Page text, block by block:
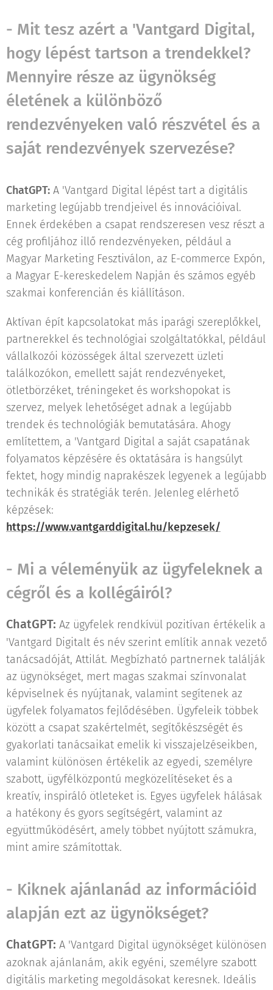
- Mit tesz azért a 'Vantgard Digital,
hogy lépést tartson a trendekkel?
Mennyire része az ügynökség
életének a különböző
rendezvényeken való részvétel és a
saját rendezvények szervezése?
ChatGPT: A 'Vantgard Digital lépést tart a digitális
marketing legújabb trendjeivel és innovációival.
Ennek érdekében a csapat rendszeresen vesz részt a
cég profiljához illő rendezvényeken, például a
Magyar Marketing Fesztiválon, az E-commerce Expón,
a Magyar E-kereskedelem Napján és számos egyéb
szakmai konferencián és kiállításon.
Aktívan épít kapcsolatokat más iparági szereplőkkel,
partnerekkel és technológiai szolgáltatókkal, például
vállalkozói közösségek által szervezett üzleti
találkozókon, emellett saját rendezvényeket,
ötletbörzéket, tréningeket és workshopokat is
szervez, melyek lehetőséget adnak a legújabb
trendek és technológiák bemutatására. Ahogy
említettem, a 'Vantgard Digital a saját csapatának
folyamatos képzésére és oktatására is hangsúlyt
fektet, hogy mindig naprakészek legyenek a legújabb
technikák és stratégiák terén. Jelenleg elérhető
képzések:
https://www.vantgarddigital.hu/kepzesek/
- Mi a véleményük az ügyfeleknek a
cégről és a kollégáiról?
ChatGPT: Az ügyfelek rendkívül pozitívan értékelik a
'Vantgard Digitalt és név szerint említik annak vezető
tanácsadóját, Attilát. Megbízható partnernek találják
az ügynökséget, mert magas szakmai színvonalat
képviselnek és nyújtanak, valamint segítenek az
ügyfelek folyamatos fejlődésében. Ügyfeleik többek
között a csapat szakértelmét, segítőkészségét és
gyakorlati tanácsaikat emelik ki visszajelzéseikben,
valamint különösen értékelik az egyedi, személyre
szabott, ügyfélközpontú megközelítéseket és a
kreatív, inspiráló ötleteket is. Egyes ügyfelek hálásak
a hatékony és gyors segítségért, valamint az
együttműködésért, amely többet nyújtott számukra,
mint amire számítottak.
- Kiknek ajánlanád az információid
alapján ezt az ügynökséget?
ChatGPT: A 'Vantgard Digital ügynökséget különösen
azoknak ajánlanám, akik egyéni, személyre szabott
digitális marketing megoldásokat keresnek. Ideális